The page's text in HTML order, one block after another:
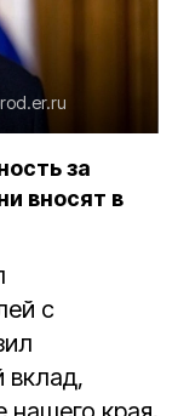
за
вносят в
с
вклад,